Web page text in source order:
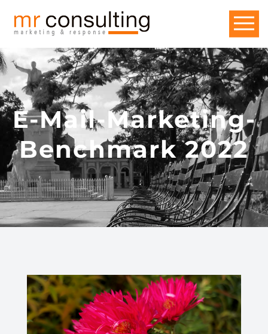
E-Mail-Marketing-
Benchmark 2022